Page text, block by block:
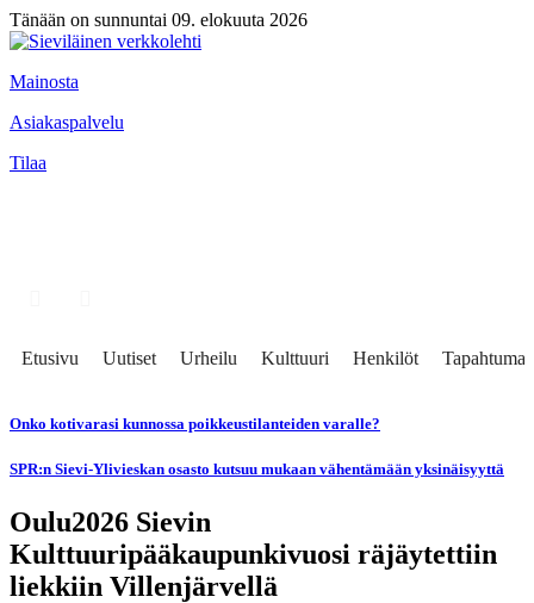
Tänään on sunnuntai 09. elokuuta 2026
Mainosta
Asiakaspalvelu
Tilaa
Etusivu Uutiset Urheilu Kulttuuri Henkilöt Tapahtumat
Onko kotivarasi kunnossa poikkeustilanteiden varalle?
SPR:n Sievi-Ylivieskan osasto kutsuu mukaan vähentämään yksinäisyyttä
Oulu2026 Sievin
Kulttuuripääkaupunkivuosi räjäytettiin
liekkiin Villenjärvellä